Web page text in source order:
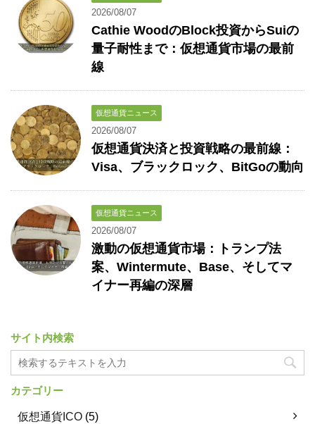
2026/08/07
Cathie WoodのBlock投資からSuiの
量子耐性まで：仮想通貨市場の最前
線
仮想通貨ニュース
2026/08/07
仮想通貨決済と投資戦略の最前線：
Visa、ブラックロック、BitGoの動向
仮想通貨ニュース
2026/08/07
激動の仮想通貨市場：トランプ法
案、Wintermute、Base、そしてマ
イナー再編の深層
サイト内検索
カテゴリー
仮想通貨ICO (5)